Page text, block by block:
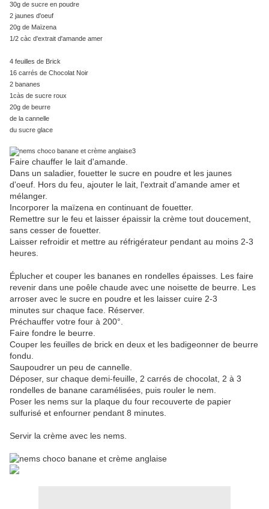
30g de sucre en poudre
2 jaunes d'oeuf
20g de Maïzena
1/2 càc d'extrait d'amande amer
4 feuilles de Brick
16 carrés de Chocolat Noir
2 bananes
1càs de sucre roux
20g de beurre
de la cannelle
du sucre glace
Faire chauffer le lait d'amande.
Dans un saladier, fouetter le sucre en poudre et les jaunes
d'oeuf. Hors du feu, ajouter le lait, l'extrait d'amande amer et
mélanger.
Incorporer la maïzena en continuant de fouetter.
Remettre sur le feu et laisser épaissir la crème tout doucement,
sans cesser de fouetter.
Laisser refroidir et mettre au réfrigérateur pendant au moins 2-3
heures.
Éplucher et couper les bananes en rondelles épaisses. Les faire
revenir dans une poêle chaude avec une noisette de beurre. Les
arroser avec le sucre en poudre et les laisser cuire 2-3
minutes sur chaque face. Réserver.
Préchauffer votre four à 200°.
Faire fondre le beurre.
Couper les feuilles de brick en deux et les badigeonner de beurre
fondu.
Saupoudrer un peu de cannelle.
Déposer, sur chaque demi-feuille, 2 carrés de chocolat, 2 à 3
rondelles de banane caramélisées, puis rouler le nem.
Poser les nems sur la plaque du four recouverte de papier
sulfurisé et enfourner pendant 8 minutes.
Servir la crème avec les nems.